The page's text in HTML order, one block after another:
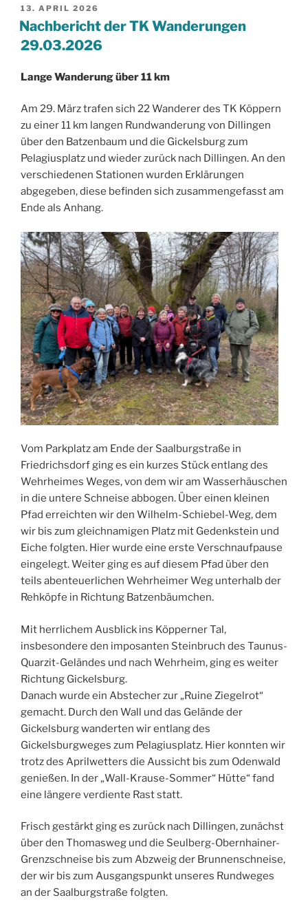
VERÖFFENTLICHT
AM
13. APRIL 2026
Nachbericht der TK Wanderungen
29.03.2026
Lange Wanderung über 11 km
Am 29. März trafen sich 22 Wanderer des TK Köppern
zu einer 11 km langen Rundwanderung von Dillingen
über den Batzenbaum und die Gickelsburg zum
Pelagiusplatz und wieder zurück nach Dillingen. An den
verschiedenen Stationen wurden Erklärungen
abgegeben, diese befinden sich zusammengefasst am
Ende als Anhang.
Vom Parkplatz am Ende der Saalburgstraße in
Friedrichsdorf ging es ein kurzes Stück entlang des
Wehrheimes Weges, von dem wir am Wasserhäuschen
in die untere Schneise abbogen. Über einen kleinen
Pfad erreichten wir den Wilhelm-Schiebel-Weg, dem
wir bis zum gleichnamigen Platz mit Gedenkstein und
Eiche folgten. Hier wurde eine erste Verschnaufpause
eingelegt. Weiter ging es auf diesem Pfad über den
teils abenteuerlichen Wehrheimer Weg unterhalb der
Rehköpfe in Richtung Batzenbäumchen.
Mit herrlichem Ausblick ins Köpperner Tal,
insbesondere den imposanten Steinbruch des Taunus-
Quarzit-Geländes und nach Wehrheim, ging es weiter
Richtung Gickelsburg.
Danach wurde ein Abstecher zur „Ruine Ziegelrot“
gemacht. Durch den Wall und das Gelände der
Gickelsburg wanderten wir entlang des
Gickelsburgweges zum Pelagiusplatz. Hier konnten wir
trotz des Aprilwetters die Aussicht bis zum Odenwald
genießen. In der „Wall-Krause-Sommer“ Hütte“ fand
eine längere verdiente Rast statt.
Frisch gestärkt ging es zurück nach Dillingen, zunächst
über den Thomasweg und die Seulberg-Obernhainer-
Grenzschneise bis zum Abzweig der Brunnenschneise,
der wir bis zum Ausgangspunkt unseres Rundweges
an der Saalburgstraße folgten.